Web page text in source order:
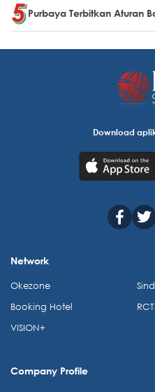
Purbaya Terbitkan Aturan
Download
Network
Okezone
Booking Hotel
VISION+
Company Profile